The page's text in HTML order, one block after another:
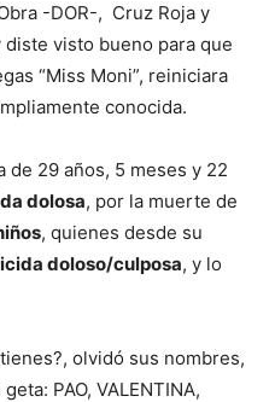
-DOR-, Cruz Roja y
visto bueno para que
“Miss Moni”, reiniciara
conocida.
de 29 años, 5 meses y 22
dolosa, por la muerte de
, quienes desde su
doloso/culposa, y lo
olvidó sus nombres,
PAO, VALENTINA,